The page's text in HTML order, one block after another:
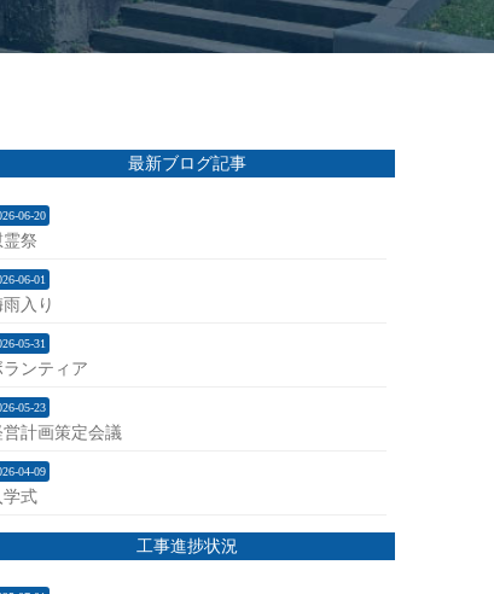
最新ブログ記事
06-20
霊祭
06-01
入り
05-31
ランティア
05-23
営計画策定会議
04-09
学式
工事進捗状況